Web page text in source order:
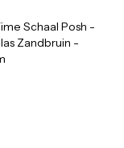
Schaal Posh -
Zandbruin -